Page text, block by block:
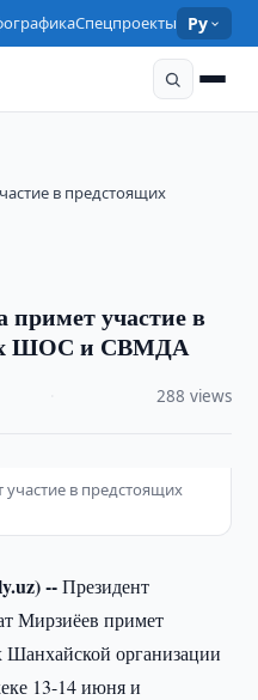
Спецпроекты Ру
в предстоящих
примет участие в
ШОС и СВМДА
288 views
участие в предстоящих
--Президент
Мирзиёев примет
Шанхайской организации
13-14 июня и